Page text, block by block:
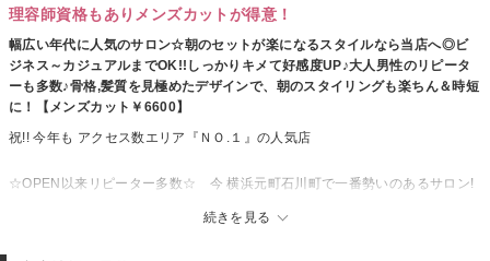
理容師資格もありメンズカットが得意！
幅広い年代に人気のサロン☆朝のセットが楽になるスタイルなら当店へ◎ビ
ジネス～カジュアルまでOK!!しっかりキメて好感度UP♪大人男性のリピータ
ーも多数♪骨格,髪質を見極めたデザインで、朝のスタイリングも楽ちん＆時短
に！【メンズカット￥6600】
続きを見る
祝!! 今年も アクセス数エリア『ＮＯ.１』の人気店
☆OPEN以来リピーター多数☆ 今 横浜元町石川町で一番勢いのあるサロン!